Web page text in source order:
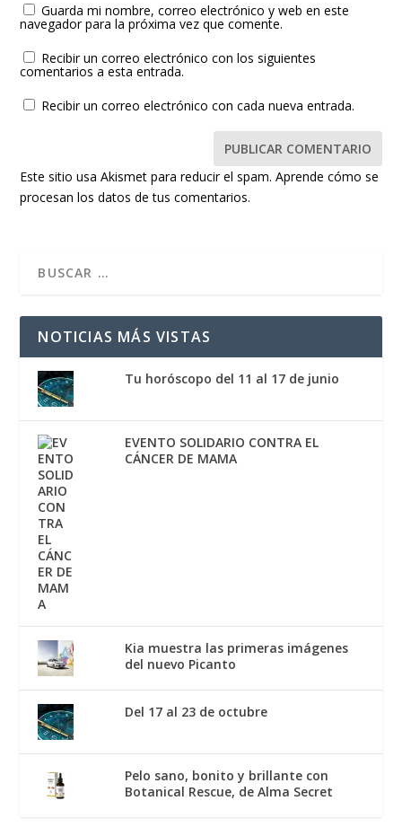
Guarda mi nombre, correo electrónico y web en este
navegador para la próxima vez que comente.
Recibir un correo electrónico con los siguientes
comentarios a esta entrada.
Recibir un correo electrónico con cada nueva entrada.
Este sitio usa Akismet para reducir el spam.Aprende cómo se
procesan los datos de tus comentarios.
NOTICIAS MÁS VISTAS
Tu horóscopo del 11 al 17 de junio
EVENTO SOLIDARIO CONTRA EL
CÁNCER DE MAMA
Kia muestra las primeras imágenes
del nuevo Picanto
Del 17 al 23 de octubre
Pelo sano, bonito y brillante con
Botanical Rescue, de Alma Secret